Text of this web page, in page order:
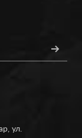
ул.